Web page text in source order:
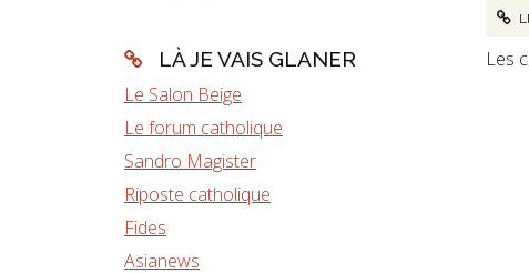
LÀ JE VAIS GLANER
Le Salon Beige
Le forum catholique
Sandro Magister
Riposte catholique
Fides
Asianews
Les